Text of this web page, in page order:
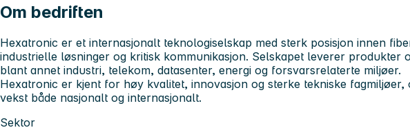
Om bedriften
Hexatronic er et internasjonalt teknologiselskap med sterk posisjon innen
industrielle løsninger og kritisk kommunikasjon. Selskapet leverer produkter
blant annet industri, telekom, datasenter, energi og forsvarsrelaterte miljøer.
Hexatronic er kjent for høy kvalitet, innovasjon og sterke tekniske fagmiljøer,
vekst både nasjonalt og internasjonalt.
Sektor